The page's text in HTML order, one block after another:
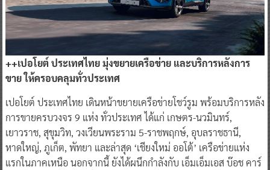
++เปอโยต์ ประเทศไทย มุ่งขยายเครือข่าย และบริการหลังการ
ขาย ให้ครอบคลุมทั่วประเทศ
เปอโยต์ ประเทศไทย เดินหน้าขยายเครือข่ายโชว์รูม พร้อมบริการหลัง
การขายครบวงจร 9 แห่ง ทั่วประเทศ ได้แก่ เกษตร-นวมินทร์,
เยาวราช, สุขุมวิท, วงเวียนพระราม 5-ราชพฤกษ์, อุบลราชธานี,
หาดใหญ่, ภูเก็ต, พัทยา และล่าสุด ‘เชียงใหม่ ออโต้’ เครือข่ายแห่ง
แรกในภาคเหนือ นอกจากนี้ ยังได้ผนึกกำลังกับ เอ็มเอ็มเอส บ๊อช คาร์